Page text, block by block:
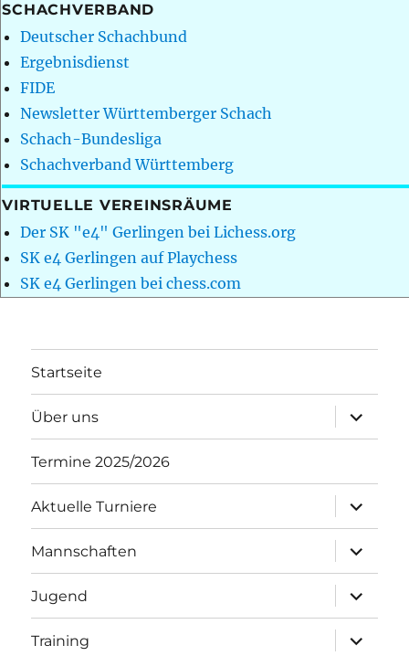
SCHACHVERBAND
Deutscher Schachbund
Ergebnisdienst
FIDE
Newsletter Württemberger Schach
Schach-Bundesliga
Schachverband Württemberg
VIRTUELLE VEREINSRÄUME
Der SK "e4" Gerlingen bei Lichess.org
SK e4 Gerlingen auf Playchess
SK e4 Gerlingen bei chess.com
Startseite
Über uns
öffnen
Termine 2025/2026
Aktuelle Turniere
öffnen
Mannschaften
öffnen
Jugend
öffnen
Training
öffnen